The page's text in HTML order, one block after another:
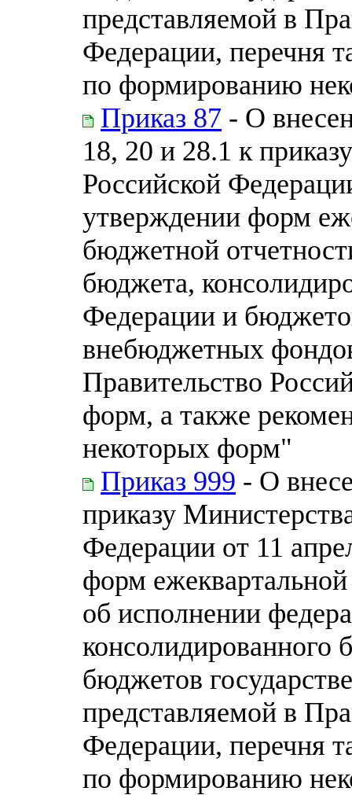
представляемой в
Федерации, перечня
по формированию
Приказ 87 - О
18, 20 и 28.1 к
Российской
утверждении форм
бюджетной
бюджета,
Федерации и
внебюджетных
Правительство
форм, а также
некоторых форм"
Приказ 999 - О
приказу
Федерации от 11
форм
об исполнении
консолидированного
бюджетов
представляемой в
Федерации, перечня
по формированию